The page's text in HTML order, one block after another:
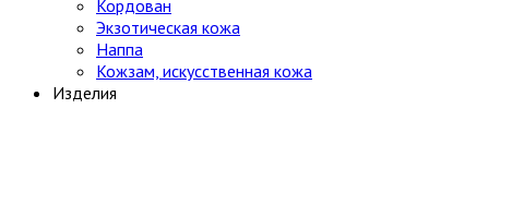
Кордован
Экзотическая кожа
Наппа
Кожзам, искусственная кожа
Изделия